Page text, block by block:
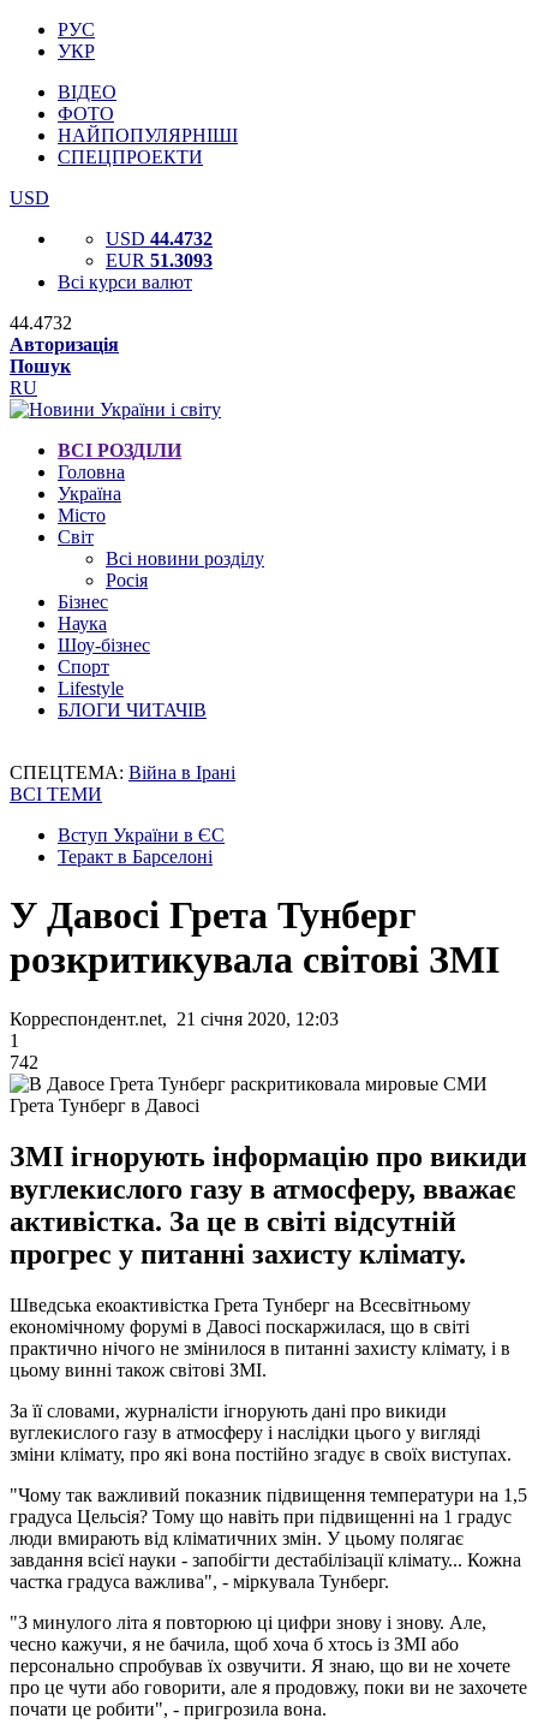
РУС
УКР
ВІДЕО
ФОТО
НАЙПОПУЛЯРНІШІ
СПЕЦПРОЕКТИ
USD
USD 44.4732
EUR 51.3093
Всі курси валют
44.4732
Авторизація
Пошук
RU
ВСІ РОЗДІЛИ
Головна
Україна
Місто
Світ
Всі новини розділу
Росія
Бізнес
Наука
Шоу-бізнес
Спорт
Lifestyle
БЛОГИ ЧИТАЧІВ
СПЕЦТЕМА: Війна в Ірані
ВСІ ТЕМИ
Вступ України в ЄС
Теракт в Барселоні
У Давосі Грета Тунберг
розкритикувала світові ЗМІ
Корреспондент.net, 21 січня 2020, 12:03
1
742
Грета Тунберг в Давосі
ЗМІ ігнорують інформацію про викиди
вуглекислого газу в атмосферу, вважає
активістка. За це в світі відсутній
прогрес у питанні захисту клімату.
Шведська екоактивістка Грета Тунберг на Всесвітньому
економічному форумі в Давосі поскаржилася, що в світі
практично нічого не змінилося в питанні захисту клімату, і в
цьому винні також світові ЗМІ.
За її словами, журналісти ігнорують дані про викиди
вуглекислого газу в атмосферу і наслідки цього у вигляді
зміни клімату, про які вона постійно згадує в своїх виступах.
"Чому так важливий показник підвищення температури на 1,5
градуса Цельсія? Тому що навіть при підвищенні на 1 градус
люди вмирають від кліматичних змін. У цьому полягає
завдання всієї науки - запобігти дестабілізації клімату... Кожна
частка градуса важлива", - міркувала Тунберг.
"З минулого літа я повторюю ці цифри знову і знову. Але,
чесно кажучи, я не бачила, щоб хоча б хтось із ЗМІ або
персонально спробував їх озвучити. Я знаю, що ви не хочете
про це чути або говорити, але я продовжу, поки ви не захочете
почати це робити", - пригрозила вона.